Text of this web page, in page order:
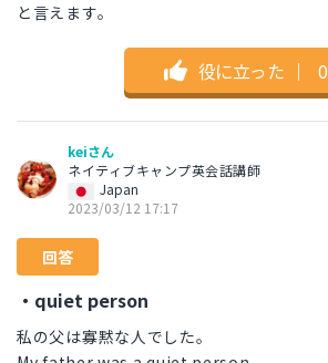
と言えます。
役に立った ｜ 0
keiさん
ネイティブキャンプ英会話講師
Japan
2023/03/12 17:17
回答
・quiet person
私の父は寡黙な人でした。